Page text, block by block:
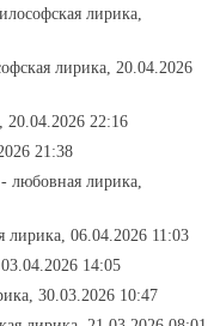
лирика,
лирика, 20.04.2026
20.04.2026 22:16
21:38
- любовная лирика,
лирика, 06.04.2026 11:03
14:05
30.03.2026 10:47